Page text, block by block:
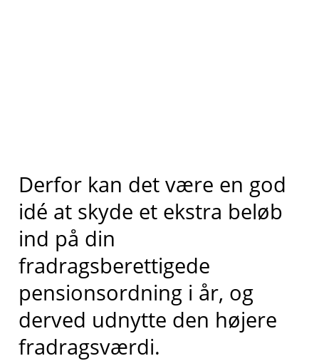
Derfor kan det være en god
idé at skyde et ekstra beløb
ind på din
fradragsberettigede
pensionsordning i år, og
derved udnytte den højere
fradragsværdi.